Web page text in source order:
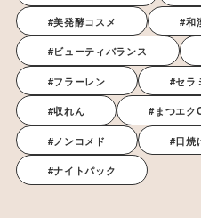
#美発酵コスメ #和
#ビューティバランス
#フラーレン #セラ
#収れん #まつエク
#ノンコメド #日焼
#ナイトパック